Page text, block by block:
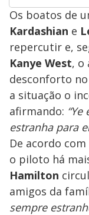
Os boatos de
Kardashian e
repercutir e,
Kanye West, o
desconforto
a situação o
afirmando:
estranha para
De acordo
o piloto há
Hamilton
amigos da
sempre